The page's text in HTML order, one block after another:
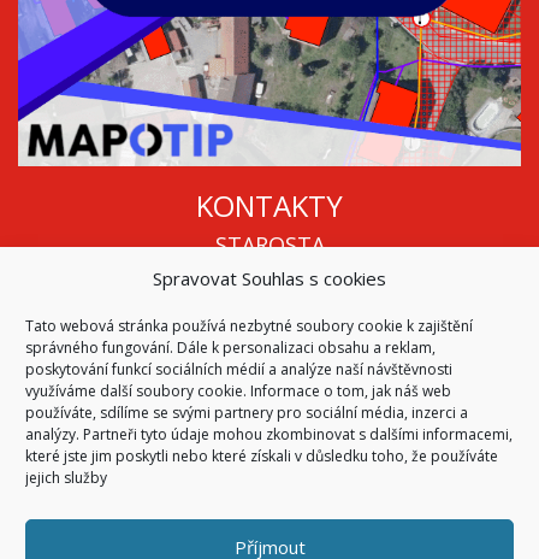
Spravovat Souhlas s cookies
Tato webová stránka používá nezbytné soubory cookie k zajištění
správného fungování. Dále k personalizaci obsahu a reklam,
poskytování funkcí sociálních médií a analýze naší návštěvnosti
využíváme další soubory cookie. Informace o tom, jak náš web
používáte, sdílíme se svými partnery pro sociální média, inzerci a
analýzy. Partneři tyto údaje mohou zkombinovat s dalšími informacemi,
které jste jim poskytli nebo které získali v důsledku toho, že používáte
jejich služby
Příjmout
KONTAKTY
STAROSTA
Mgr. Roman Vala
info@oukojetice.cz
ÚŘEDNÍ HODINY
Po, St: 15:30 - 16:30
Všechny kontakty | Kde nás najdete